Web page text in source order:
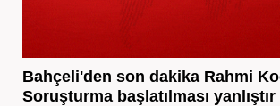
Bahçeli'den son dakika Rahmi
Soruşturma başlatılması yanlıştır